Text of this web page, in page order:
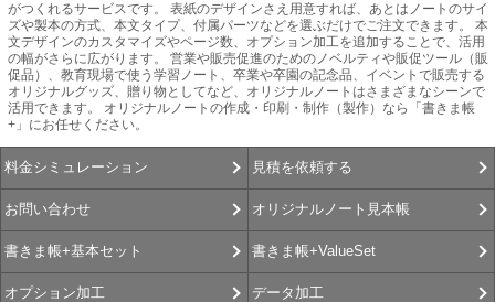
がつくれるサービスです。 表紙のデザインさえ用意すれば、あとはノートのサイ
ズや製本の方式、本文タイプ、付属パーツなどを選ぶだけでご注文できます。 本
文デザインのカスタマイズやページ数、オプション加工を追加することで、活用
の幅がさらに広がります。 営業や販売促進のためのノベルティや販促ツール（販
促品）、教育現場で使う学習ノート、卒業や卒園の記念品、イベントで販売する
オリジナルグッズ、贈り物としてなど、オリジナルノートはさまざまなシーンで
活用できます。 オリジナルノートの作成・印刷・制作（製作）なら「書きま帳
+」にお任せください。
料金シミュレーション 見積を依頼する
お問い合わせ オリジナルノート見本帳
書きま帳+基本セット 書きま帳+ValueSet
オプション加工 データ加工